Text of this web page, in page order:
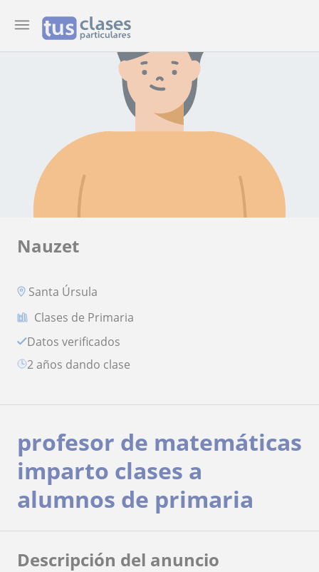
Nauzet
Santa Úrsula
Clases de Primaria
Datos verificados
2 años dando clase
profesor de matemáticas
imparto clases a
alumnos de primaria
Descripción del anuncio